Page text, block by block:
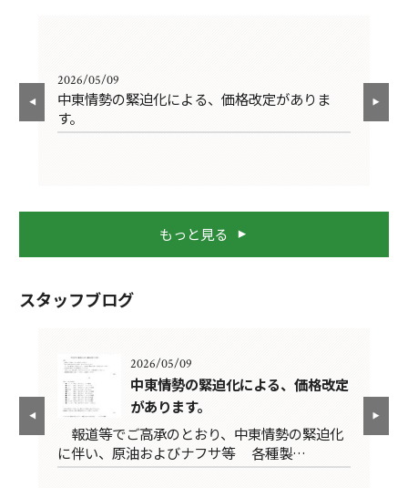
2026/05/09
中東情勢の緊迫化による、価格改定がありま
す。
もっと見る
スタッフブログ
2026/05/09
中東情勢の緊迫化による、価格改定
があります。
報道等でご高承のとおり、中東情勢の緊迫化
に伴い、原油およびナフサ等 各種製…